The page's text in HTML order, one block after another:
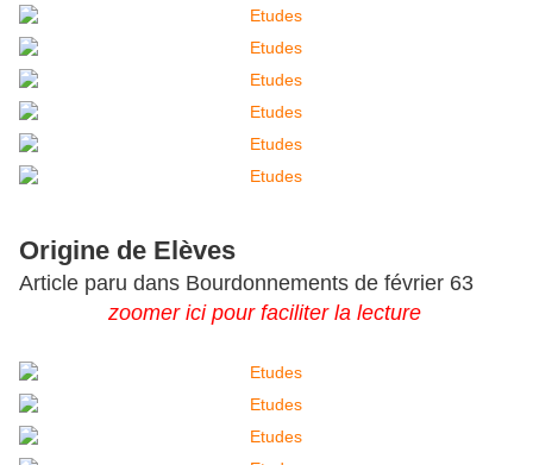
Origine de Elèves
Article paru dans Bourdonnements de février 63
zoomer ici pour faciliter la lecture